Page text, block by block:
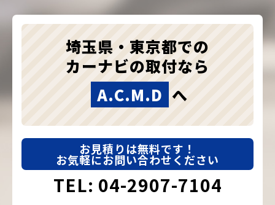
埼玉県・東京都での
カーナビの取付なら
A.C.M.D へ
お見積りは無料です！
お気軽にお問い合わせください
TEL: 04-2907-7104